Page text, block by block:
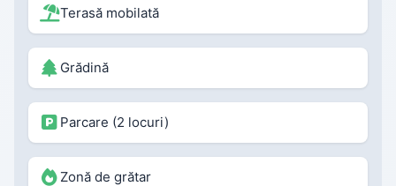
Terasă mobilată
Grădină
Parcare (2 locuri)
Zonă de grătar